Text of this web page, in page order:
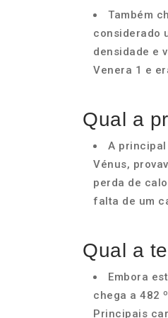
Também
considerado
densidade e
Venera 1 e
Qual a
A
Vénus,
perda de
falta de um
Qual a
Embora
chega a 482
Principais